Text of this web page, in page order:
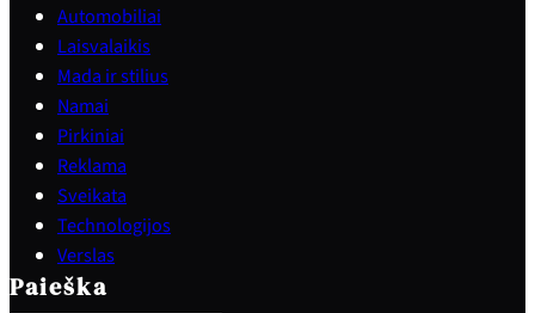
Automobiliai
Laisvalaikis
Mada ir stilius
Namai
Pirkiniai
Reklama
Sveikata
Technologijos
Verslas
Paieška
e
a